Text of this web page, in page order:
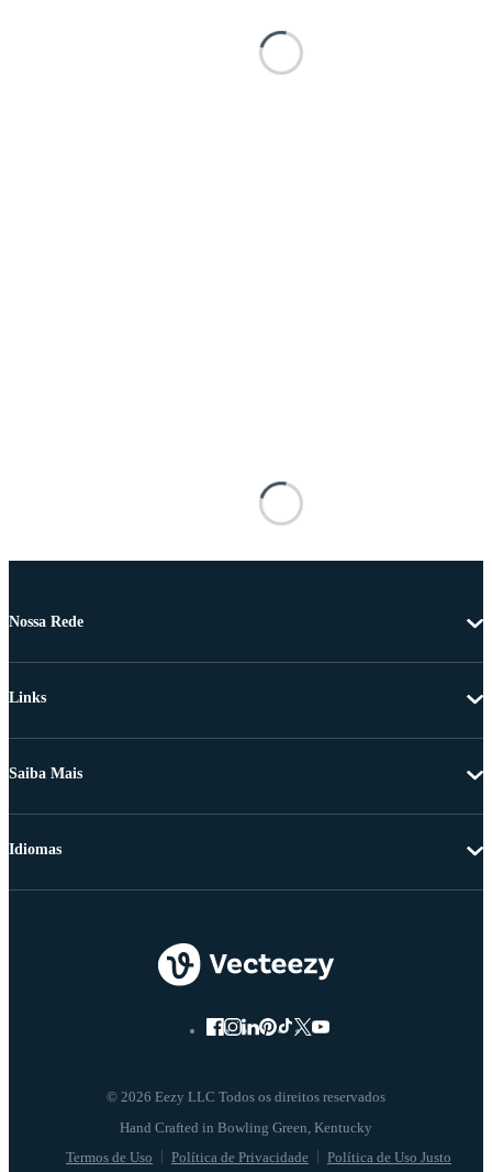
Nossa Rede
Links
Saiba Mais
© 2026 Eezy LLC Todos os direitos reservados
Termos de Uso Política de Privacidade Política de Uso Justo
Idiomas